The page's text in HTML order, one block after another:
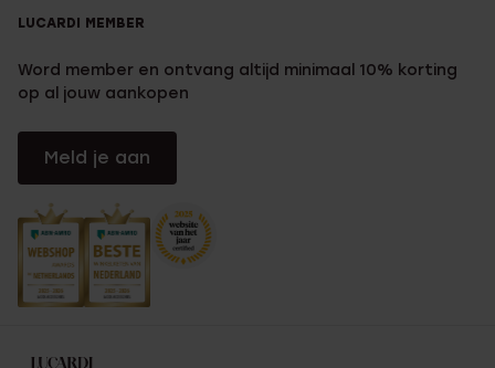
LUCARDI MEMBER
Word member en ontvang altijd minimaal 10% korting
op al jouw aankopen
Meld je aan